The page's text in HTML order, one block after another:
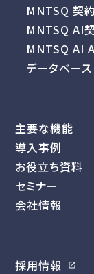
MNTSQ 契
MNTSQ AI
MNTSQ AI
データベース
主要な機能
導入事例
お役立ち資料
セミナー
会社情報
採用情報